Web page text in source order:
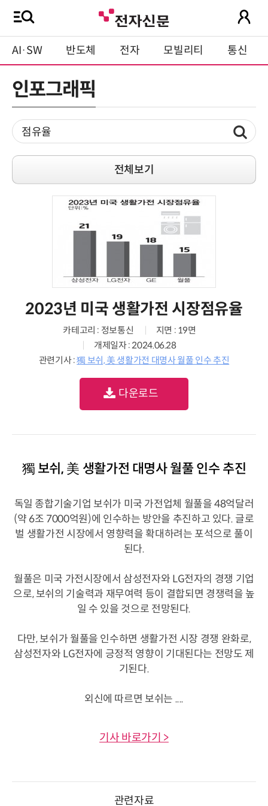
AI·SW 반도체 전자 모빌리티 통신
인포그래픽
전체보기
2023년 미국 생활가전 시장점유율
카테고리 : 정보통신
지면 : 19면
개제일자 : 2024.06.28
관련기사 :獨 보쉬, 美 생활가전 대명사 월풀 인수 추진
다운로드
獨 보쉬, 美 생활가전 대명사 월풀 인수 추진
독일 종합기술기업 보쉬가 미국 가전업체 월풀을 48억달러
(약 6조 7000억원)에 인수하는 방안을 추진하고 있다. 글로
벌 생활가전 시장에서 영향력을 확대하려는 포석으로 풀이
된다.
월풀은 미국 가전시장에서 삼성전자와 LG전자의 경쟁 기업
으로, 보쉬의 기술력과 재무여력 등이 결합되면 경쟁력을 높
일 수 있을 것으로 전망된다.
다만, 보쉬가 월풀을 인수하면 생활가전 시장 경쟁 완화로,
삼성전자와 LG전자에 긍정적 영향이 기대된다는 전망도 제
기된다.
외신에 따르면 보쉬는 ....
기사 바로가기 >
관련자료